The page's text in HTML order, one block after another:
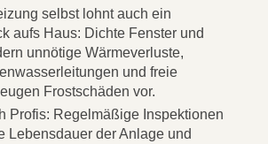
selbst lohnt auch ein
aufs Haus: Dichte Fenster und
unnötige Wärmeverluste,
und freie
Frostschäden vor.
Profis: Regelmäßige Inspektionen
Lebensdauer der Anlage und